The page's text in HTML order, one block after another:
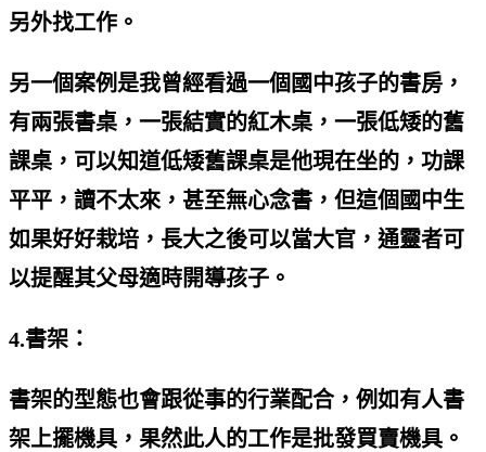
另外找工作。
另一個案例是我曾經看過一個國中孩子的書房，
有兩張書桌，一張結實的紅木桌，一張低矮的舊
課桌，可以知道低矮舊課桌是他現在坐的，功課
平平，讀不太來，甚至無心念書，但這個國中生
如果好好栽培，長大之後可以當大官，通靈者可
以提醒其父母適時開導孩子。
4.書架：
書架的型態也會跟從事的行業配合，例如有人書
架上擺機具，果然此人的工作是批發買賣機具。